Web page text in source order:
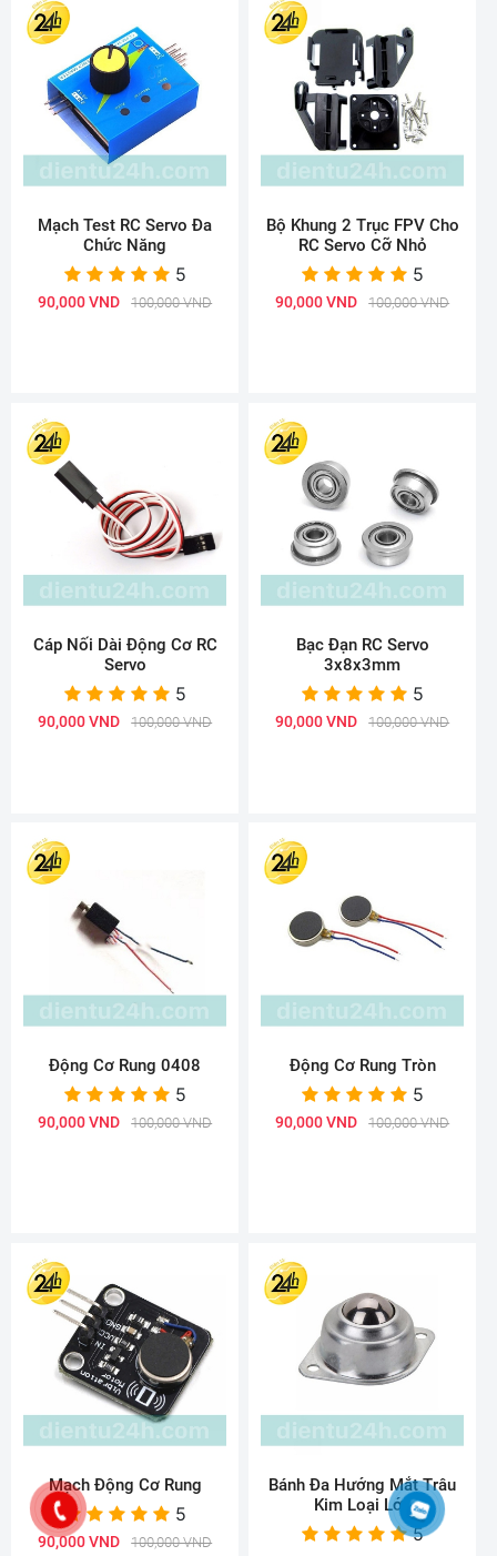
Mạch Test RC Servo Đa
Chức Năng
5
90,000 VND 100,000 VND
Bộ Khung 2 Trục FPV Cho
RC Servo Cỡ Nhỏ
5
90,000 VND 100,000 VND
Cáp Nối Dài Động Cơ RC
Servo
5
90,000 VND 100,000 VND
Bạc Đạn RC Servo
3x8x3mm
5
90,000 VND 100,000 VND
Động Cơ Rung 0408
5
90,000 VND 100,000 VND
Động Cơ Rung Tròn
5
90,000 VND 100,000 VND
Mạch Động Cơ Rung
5
90,000 VND 100,000 VND
Bánh Đa Hướng Mắt Trâu
Kim Loại Lớn
5